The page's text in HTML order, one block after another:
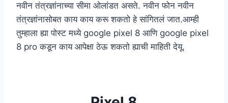
नवीन तंत्रज्ञांनाच्या सीमा ओलांडत असते. नवीन फोन नवीन
तंत्रज्ञांनासोबत काय काय करू शकतो हे सांगितलं जात.आम्ही
तुम्हाला ह्या पोस्ट मध्ये google pixel 8 आणि google pixel
8 pro कडून काय आपेक्षा ठेऊ शकतो ह्याची माहिती देयू.